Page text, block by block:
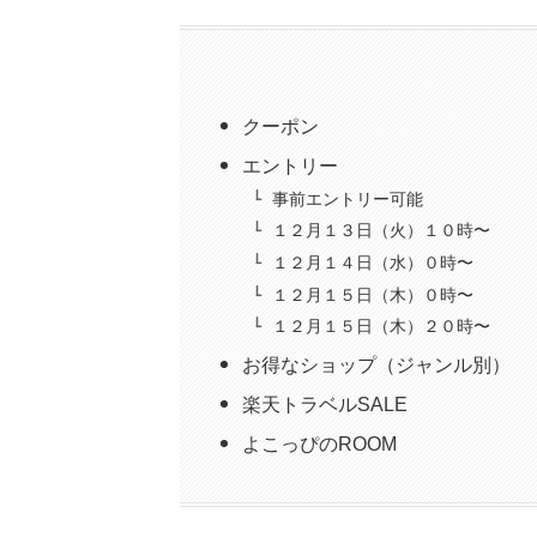
クーポン
エントリー
事前エントリー可能
１２月１３日（火）１０時〜
１２月１４日（水）０時〜
１２月１５日（木）０時〜
１２月１５日（木）２０時〜
お得なショップ（ジャンル別）
楽天トラベルSALE
よこっぴのROOM